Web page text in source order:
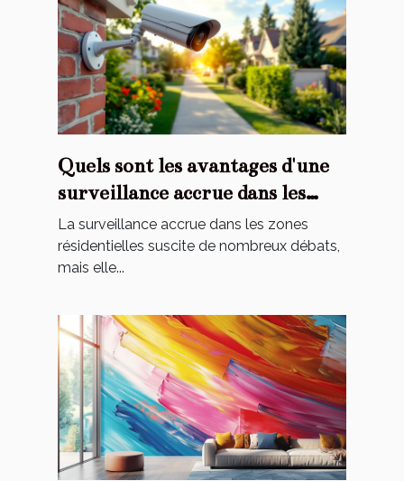
Quels sont les avantages d'une
surveillance accrue dans les
zones résidentielles ?
La surveillance accrue dans les zones
résidentielles suscite de nombreux débats,
mais elle...